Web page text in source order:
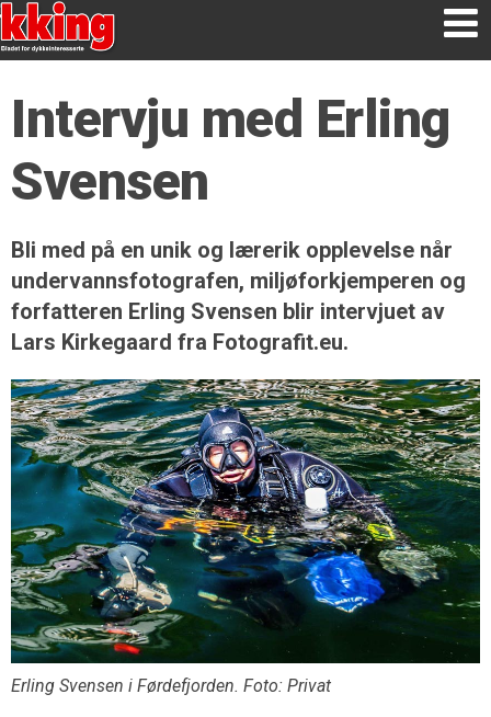
Intervju med Erling
Svensen
Bli med på en unik og lærerik opplevelse når
undervannsfotografen, miljøforkjemperen og
forfatteren Erling Svensen blir intervjuet av
Lars Kirkegaard fra Fotografit.eu.
Erling Svensen i Førdefjorden. Foto: Privat